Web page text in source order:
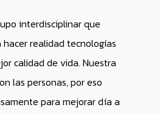
interdisciplinar que
realidad tecnologías
calidad de vida. Nuestra
las personas, por eso
para mejorar día a